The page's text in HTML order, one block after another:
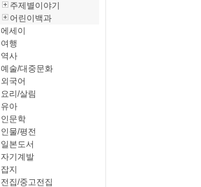
주제별이야기
어린이백과
에세이
여행
역사
예술/대중문화
외국어
요리/살림
유아
인문학
인물/평전
일본도서
자기계발
잡지
전집/중고전집